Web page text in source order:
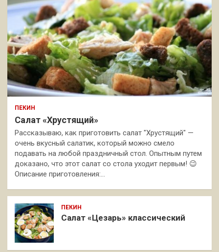
ПЕКИН
Салат «Хрустящий»
Рассказываю, как приготовить салат "Хрустящий" —
очень вкусный салатик, который можно смело
подавать на любой праздничный стол. Опытным путем
доказано, что этот салат со стола уходит первым! 😉
Описание приготовления:…
ПЕКИН
Салат «Цезарь» классический